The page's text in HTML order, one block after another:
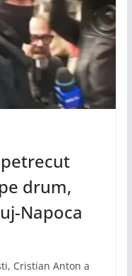
drum,
Napoca
Cristian Anton a